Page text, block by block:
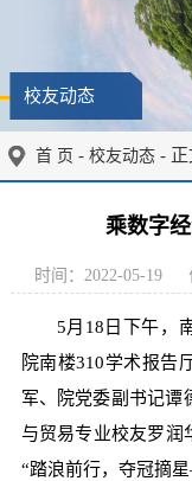
校友动态
首 页 - 校友动态 - 正
乘数字
时间：2022-05-19
5月18日下午，
院南楼310学术报告
军、院党委副书记谭
与贸易专业校友罗润
“踏浪前行，夺冠摘